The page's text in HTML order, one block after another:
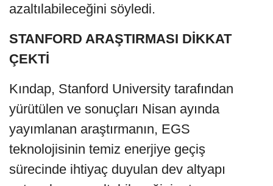
azaltılabileceğini söyledi.
STANFORD ARAŞTIRMASI DİKKAT
ÇEKTİ
Kındap, Stanford University tarafından
yürütülen ve sonuçları Nisan ayında
yayımlanan araştırmanın, EGS
teknolojisinin temiz enerjiye geçiş
sürecinde ihtiyaç duyulan dev altyapı